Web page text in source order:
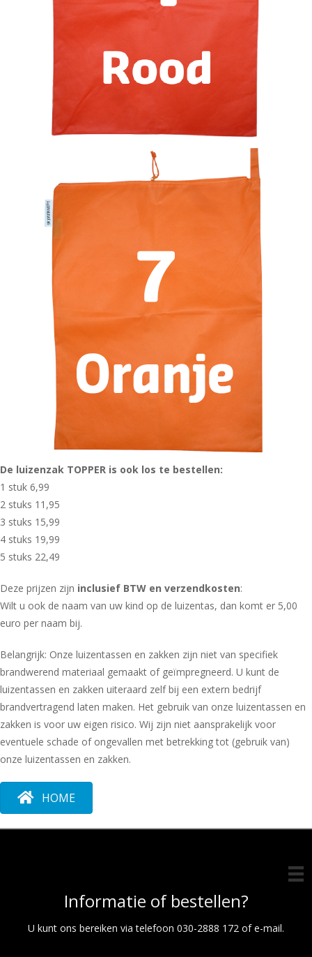
De luizenzak TOPPER is ook los te bestellen:
1 stuk 6,99
2 stuks 11,95
3 stuks 15,99
4 stuks 19,99
5 stuks 22,49
Deze prijzen zijn inclusief BTW en verzendkosten:
Wilt u ook de naam van uw kind op de luizentas, dan komt er 5,00
euro per naam bij.
Belangrijk: Onze luizentassen en zakken zijn niet van specifiek
brandwerend materiaal gemaakt of geïmpregneerd. U kunt de
luizentassen en zakken uiteraard zelf bij een extern bedrijf
brandvertragend laten maken. Het gebruik van onze luizentassen en
zakken is voor uw eigen risico. Wij zijn niet aansprakelijk voor
eventuele schade of ongevallen met betrekking tot (gebruik van)
onze luizentassen en zakken.
HOME
Informatie of bestellen?
U kunt ons bereiken via telefoon 030-2888 172 of e-mail.